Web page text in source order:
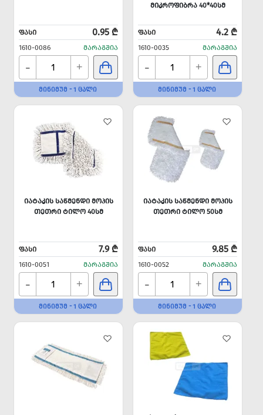
ᲤᲐᲡᲘ 0.95 ₾
1610-0086 ᲛᲐᲠᲐᲒᲨᲘᲐ
- +
ᲛᲘᲜᲘᲛᲣᲛ - 1 ᲪᲐᲚᲘ
ᲛᲘᲙᲠᲝᲤᲘᲑᲠᲐ 40*40ᲡᲛ
ᲤᲐᲡᲘ 4.2 ₾
1610-0035 ᲛᲐᲠᲐᲒᲨᲘᲐ
- +
ᲛᲘᲜᲘᲛᲣᲛ - 1 ᲪᲐᲚᲘ
ᲘᲐᲢᲐᲙᲘᲡ ᲡᲐᲬᲛᲔᲜᲓᲘ ᲛᲝᲞᲘᲡ
ᲗᲔᲗᲠᲘ ᲢᲘᲚᲝ 40ᲡᲛ
ᲤᲐᲡᲘ 7.9 ₾
1610-0051 ᲛᲐᲠᲐᲒᲨᲘᲐ
- +
ᲛᲘᲜᲘᲛᲣᲛ - 1 ᲪᲐᲚᲘ
ᲘᲐᲢᲐᲙᲘᲡ ᲡᲐᲬᲛᲔᲜᲓᲘ ᲛᲝᲞᲘᲡ
ᲗᲔᲗᲠᲘ ᲢᲘᲚᲝ 50ᲡᲛ
ᲤᲐᲡᲘ 9.85 ₾
1610-0052 ᲛᲐᲠᲐᲒᲨᲘᲐ
- +
ᲛᲘᲜᲘᲛᲣᲛ - 1 ᲪᲐᲚᲘ